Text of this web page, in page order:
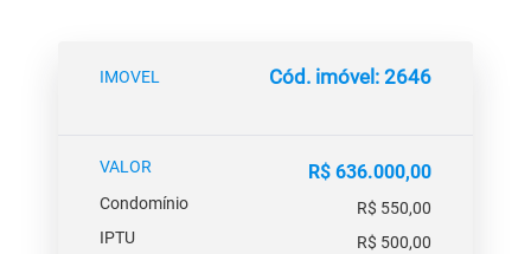
IMOVEL Cód. imóvel: 2646
VALOR R$ 636.000,00
Condomínio
R$ 550,00
IPTU
R$ 500,00